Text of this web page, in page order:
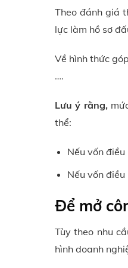
Theo đánh giá
lực làm hồ sơ
Về hình thức
….
Lưu ý rằng,
thể:
Nếu vốn
Nếu vốn
Để mở
Tùy theo nhu
hình doanh